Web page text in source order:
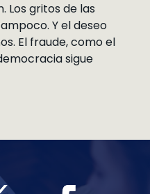
Los gritos de las
Y el deseo
El fraude, como el
sigue